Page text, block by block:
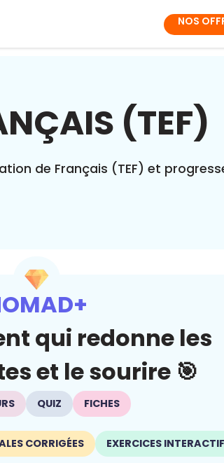
NOS
(TEF)
de Français (TEF) et
qui redonne les
et le sourire 🎯
QUIZ FICHES
CORRIGÉES EXERCICES